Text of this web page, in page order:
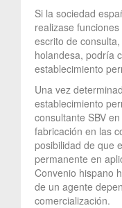
Si la sociedad
realizase
escrito de
holandesa, podría
establecimiento
Una vez
establecimiento
consultante SBV
fabricación en las
posibilidad de que
permanente en
Convenio hispano
de un agente
comercialización.